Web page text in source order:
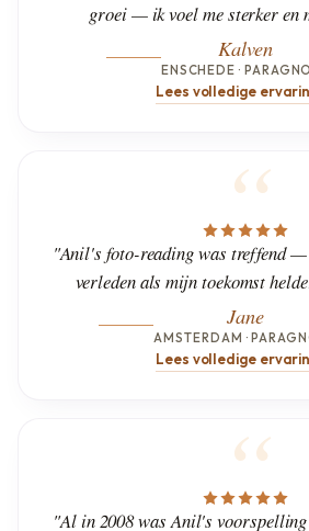
groei — ik voel me sterker en
Kalven
ENSCHEDE ·
Lees volledige
"Anil's foto-reading was treffend
verleden als mijn toekomst
Jane
AMSTERDAM ·
Lees volledige
"Al in 2008 was Anil's